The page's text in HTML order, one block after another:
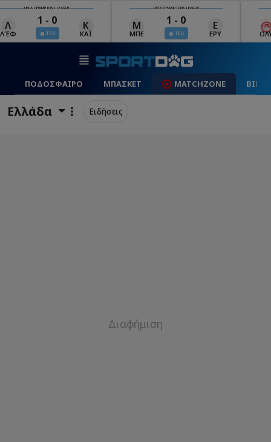
UEFA CHAMPIONS LEAGUE
ΜΠΕ
1 - 0
ΤΕΛ ΕΡΥ
UEFA CHAMPIONS LEAGUE
ΟΛΥ
0 - 0
ΝΑΪ
ΠΟΔΟΣΦΑΙΡΟ ΜΠΑΣΚΕΤ MATCHZONE
Ελλάδα Ειδήσεις